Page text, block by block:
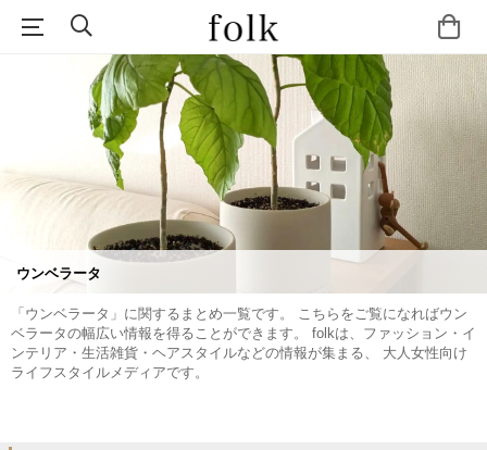
ウンベラータ
「ウンベラータ」に関するまとめ一覧です。 こちらをご覧になればウン
ベラータの幅広い情報を得ることができます。 folkは、ファッション・イ
ンテリア・生活雑貨・ヘアスタイルなどの情報が集まる、 大人女性向け
ライフスタイルメディアです。